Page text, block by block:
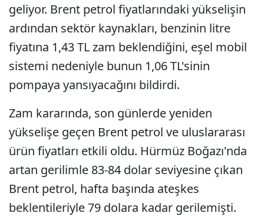
geliyor. Brent petrol fiyatlarındaki yükselişin
ardından sektör kaynakları, benzinin litre
fiyatına 1,43 TL zam beklendiğini, eşel mobil
sistemi nedeniyle bunun 1,06 TL'sinin
pompaya yansıyacağını bildirdi.
Zam kararında, son günlerde yeniden
yükselişe geçen Brent petrol ve uluslararası
ürün fiyatları etkili oldu. Hürmüz Boğazı'nda
artan gerilimle 83-84 dolar seviyesine çıkan
Brent petrol, hafta başında ateşkes
beklentileriyle 79 dolara kadar gerilemişti.